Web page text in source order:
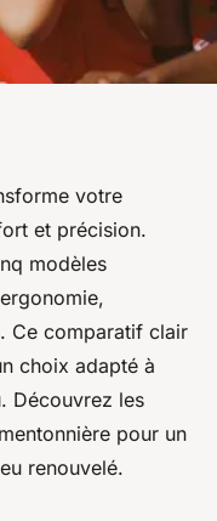
pourvotre
et précision.
modèles
Ce comparatif clair
choix adapté à
Découvrez les
pour un
renouvelé.